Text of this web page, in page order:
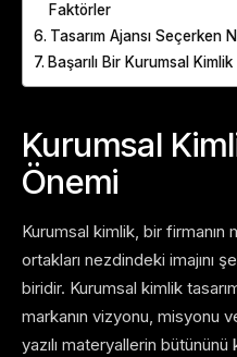
Faktörler
Tasarım Ajansı Seçerken
Başarılı Bir Kurumsal
Kurumsal
Önemi
Kurumsal kimlik, bir
ortakları nezdindeki imajını
biridir. Kurumsal kimlik
markanın vizyonu, misyonu
yazılı materyallerin